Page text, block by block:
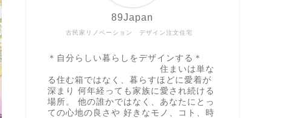
古民家リノベーション デザイン注文住宅
89Japan
＊自分らしい暮らしをデザインする＊
住まいは単な
る住む箱ではなく、暮らすほどに愛着が
深まり 何年経っても家族に愛され続ける
場所。 他の誰かではなく、あなたにとっ
ての心地の良さや 好きなモノ、コト、時